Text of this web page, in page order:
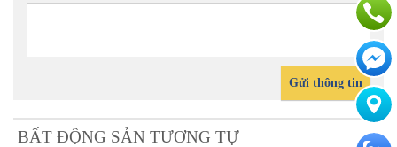
Gửi thông tin
BẤT ĐỘNG SẢN TƯƠNG TỰ